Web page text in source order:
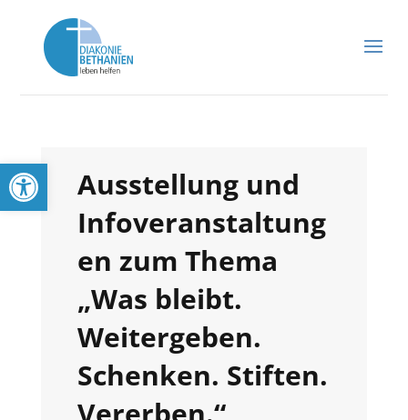
Werkzeugleiste öffnen
Ausstellung und
Infoveranstaltung
en zum Thema
„Was bleibt.
Weitergeben.
Schenken. Stiften.